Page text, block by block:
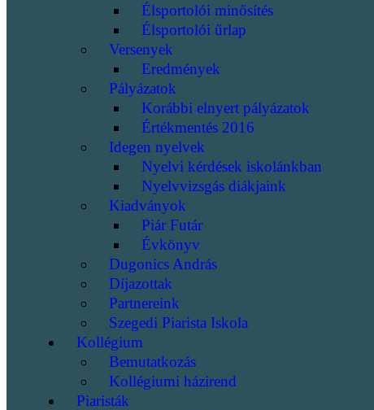
Élsportolói minősítés
Élsportolói űrlap
Versenyek
Eredmények
Pályázatok
Korábbi elnyert pályázatok
Értékmentés 2016
Idegen nyelvek
Nyelvi kérdések iskolánkban
Nyelvvizsgás diákjaink
Kiadványok
Piár Futár
Évkönyv
Dugonics András
Díjazottak
Partnereink
Szegedi Piarista Iskola
Kollégium
Bemutatkozás
Kollégiumi házirend
Piaristák